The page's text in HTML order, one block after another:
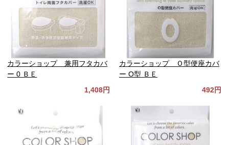
カラーショップ 兼用フタカバ
ー 0 ＢＥ
1,408円
カラーショップ Ｏ型便座カバ
ー О型 ＢＥ
492円